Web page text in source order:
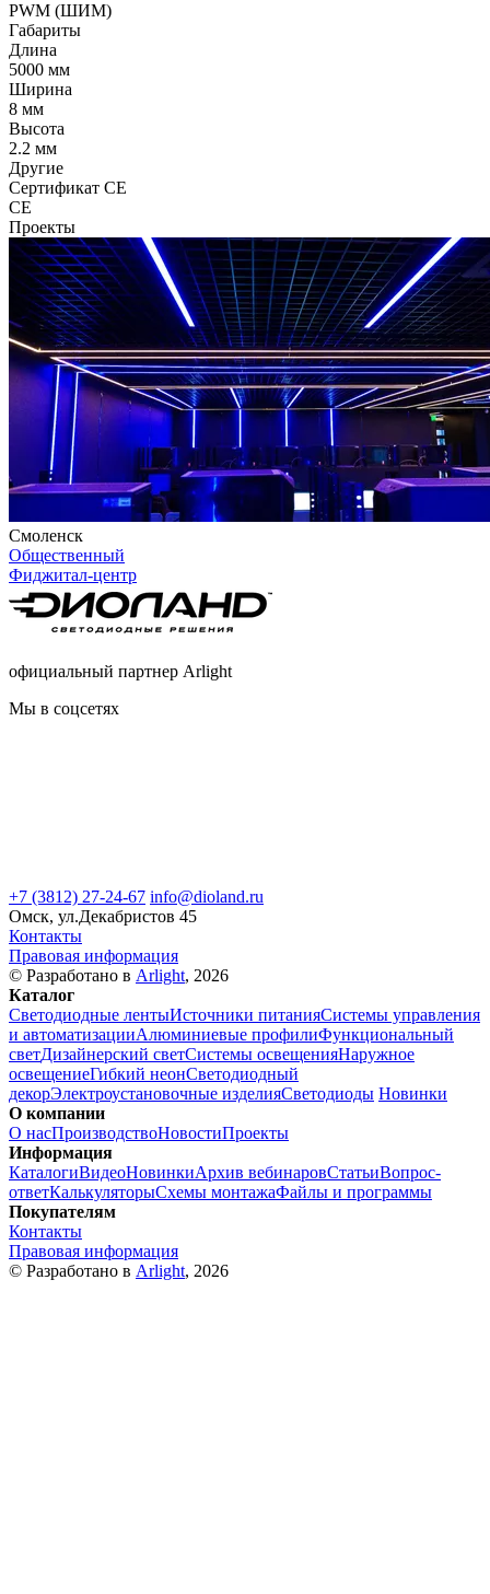
PWM (ШИМ)
Габариты
Длина
5000 мм
Ширина
8 мм
Высота
2.2 мм
Другие
Сертификат CE
CE
Проекты
Смоленск
Общественный
Фиджитал-центр
официальный партнер Arlight
Мы в соцсетях
+7 (3812) 27-24-67 info@dioland.ru
Омск, ул.Декабристов 45
Контакты
Правовая информация
© Разработано в Arlight, 2026
Каталог
Светодиодные лентыИсточники питанияСистемы управления
и автоматизацииАлюминиевые профилиФункциональный
светДизайнерский светСистемы освещенияНаружное
освещениеГибкий неонСветодиодный
декорЭлектроустановочные изделияСветодиоды Новинки
О компании
О насПроизводствоНовостиПроекты
Информация
КаталогиВидеоНовинкиАрхив вебинаровСтатьиВопрос-
ответКалькуляторыСхемы монтажаФайлы и программы
Покупателям
Контакты
Правовая информация
© Разработано в Arlight, 2026